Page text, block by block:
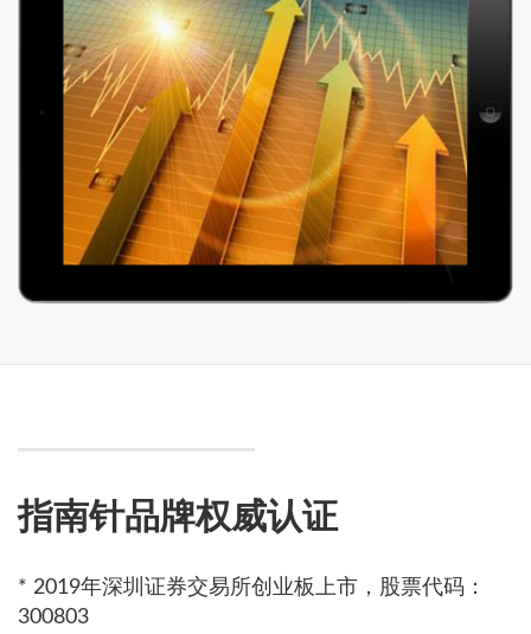
指南针品牌权威认证
* 2019年深圳证券交易所创业板上市，股票代码：
300803